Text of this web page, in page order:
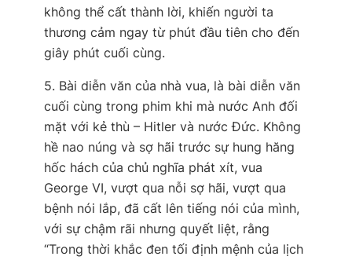
không thể cất thành lời, khiến người ta
thương cảm ngay từ phút đầu tiên cho đến
giây phút cuối cùng.
5. Bài diễn văn của nhà vua, là bài diễn văn
cuối cùng trong phim khi mà nước Anh đối
mặt với kẻ thù – Hitler và nước Đức. Không
hề nao núng và sợ hãi trước sự hung hăng
hốc hách của chủ nghĩa phát xít, vua
George VI, vượt qua nỗi sợ hãi, vượt qua
bệnh nói lắp, đã cất lên tiếng nói của mình,
với sự chậm rãi nhưng quyết liệt, rằng
“Trong thời khắc đen tối định mệnh của lịch